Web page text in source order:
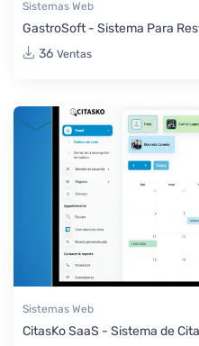
Sistemas Web
GastroSoft - Sistema Para
36 Ventas
Sistemas Web
CitasKo SaaS - Sistema de